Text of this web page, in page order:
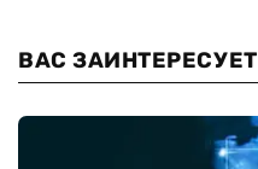
ВАС ЗАИНТЕРЕСУЕТ